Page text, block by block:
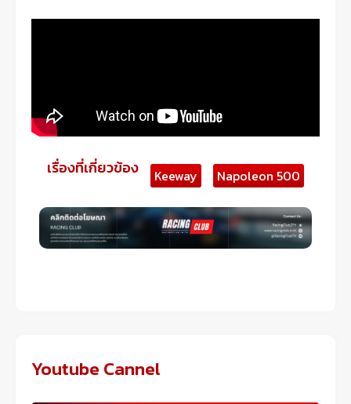
เรื่องที่เกี่ยวข้อง Keeway Napoleon 500
Youtube Cannel